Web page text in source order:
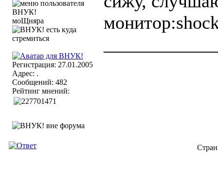
моЩняра
Регистрация: 27.01.2005
Адрес: .
Сообщений: 482
Рейтинг мнений: